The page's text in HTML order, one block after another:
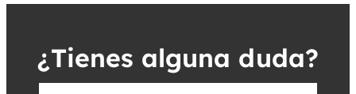
¿Tienes alguna duda?